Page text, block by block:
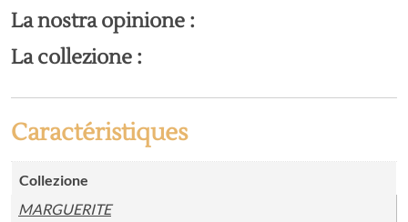
La nostra opinione :
La collezione :
Caractéristiques
Collezione
MARGUERITE